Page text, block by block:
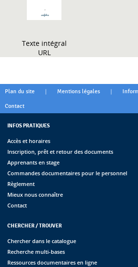
Texte intégral
URL
Plan du site | Mentions légales |
Contact
INFOS PRATIQUES
Accès et horaires
Inscription, prêt et retour des documents
Apprenants en stage
Commandes documentaires pour le personnel
Règlement
Mieux nous connaître
Contact
CHERCHER / TROUVER
Chercher dans le catalogue
Recherche multi-bases
Ressources documentaires en ligne